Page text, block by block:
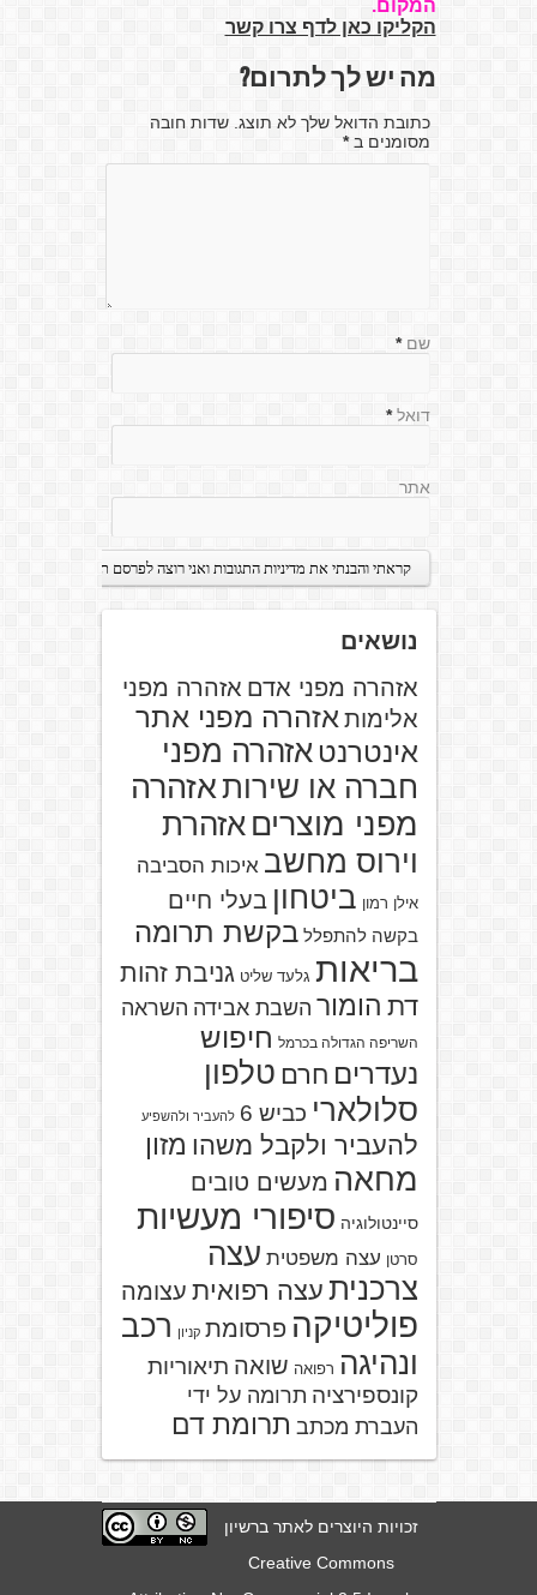
המקום.
הקליקו כאן לדף צרו קשר
מה יש לך לתרום?
כתובת הדואל שלך לא תוצג. שדות חובה
מסומנים ב*
שם *
דואל *
אתר
נושאים
אזהרה מפני אדם אזהרה מפני
אלימות אזהרה מפני אתר
אינטרנט אזהרה מפני
חברה או שירותאזהרה
מפני מוצרים אזהרת
וירוס מחשב איכות הסביבה
אילן רמון ביטחון בעלי חיים
בקשה להתפלל בקשת תרומה
בריאות גלעד שליט גניבת זהות
דת הומור השבת אבידה השראה
השריפה הגדולה בכרמל חיפוש
נעדרים חרם טלפון
סלולארי כביש 6 להעביר ולהשפיע
להעביר ולקבל משהו מזון
מחאה מעשים טובים
סיינטולוגיה סיפורי מעשיות
סרטן עצה משפטית עצה
צרכנית עצה רפואית עצומה
פוליטיקה פרסומת קניון רכב
ונהיגה רפואה שואה תיאוריות
קונספירציה תרומה על ידי
העברת מכתב תרומת דם
זכויות היוצרים לאתר ברשיון
Creative Commons